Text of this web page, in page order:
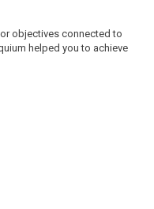
objectives connected to
helped you to achieve